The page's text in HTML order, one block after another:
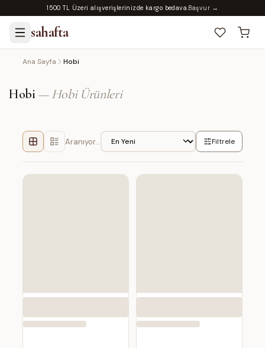
1500 TL Üzeri alışverişlerinizde kargo bedava.Başvur →
sahafta
Ana Sayfa Hobi
Hobi —Hobi Ürünleri
Aranıyor… Filtrele